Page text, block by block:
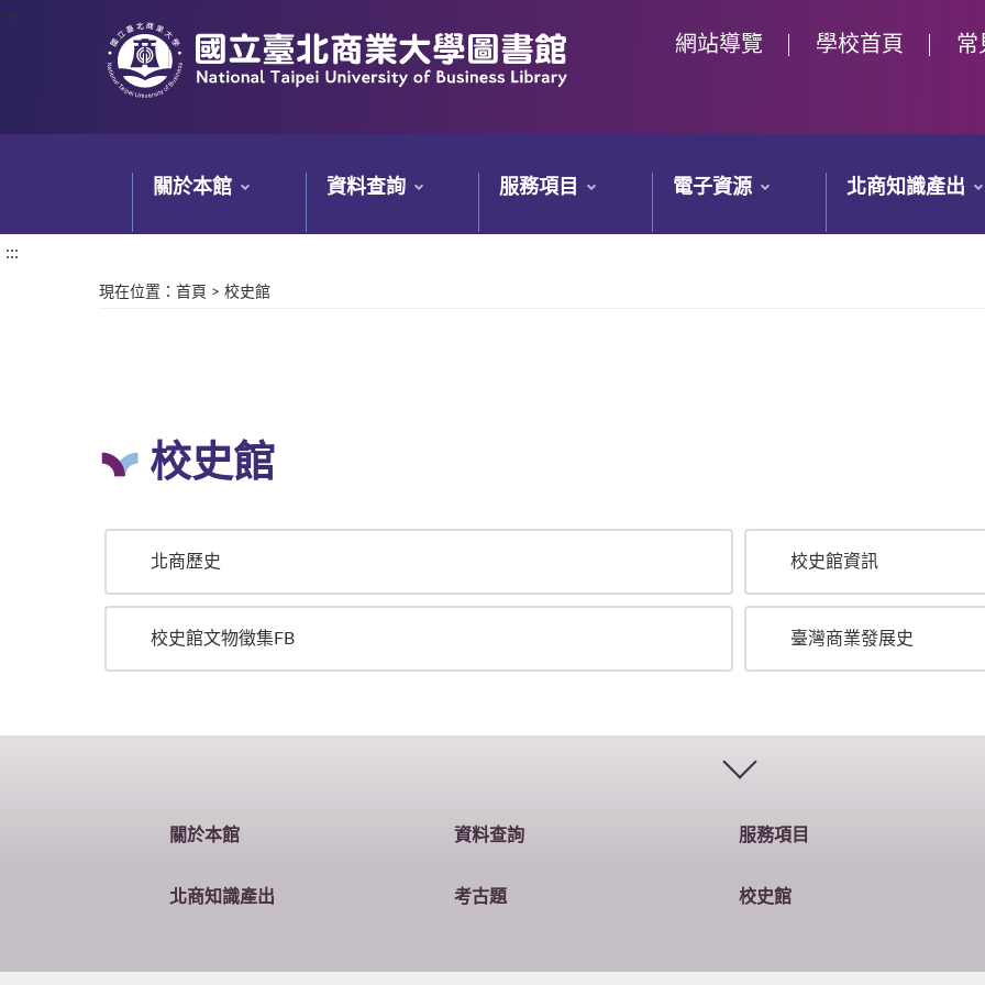
:::
:::
網站導覽 學校首頁 常
關於本館 資料查詢 服務項目 電子資源 北商知識產出
:::
現在位置 ： 首頁 > 校史館
校史館
北商歷史 校史館資訊
校史館文物徵集FB 臺灣商業發展史
關於本館 資料查詢 服務項目
北商知識產出 考古題 校史館